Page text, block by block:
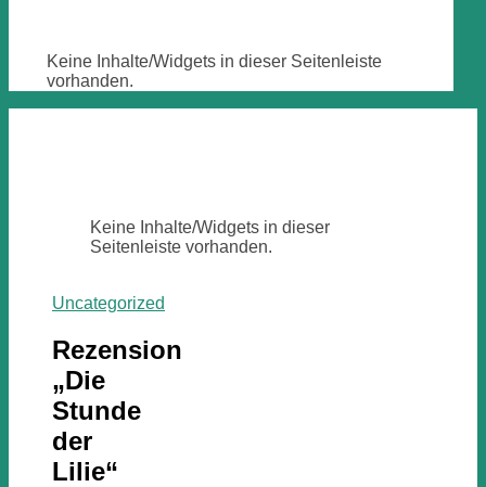
Keine Inhalte/Widgets in dieser Seitenleiste
vorhanden.
Keine Inhalte/Widgets in dieser
Seitenleiste vorhanden.
Uncategorized
Rezension
„Die
Stunde
der
Lilie“